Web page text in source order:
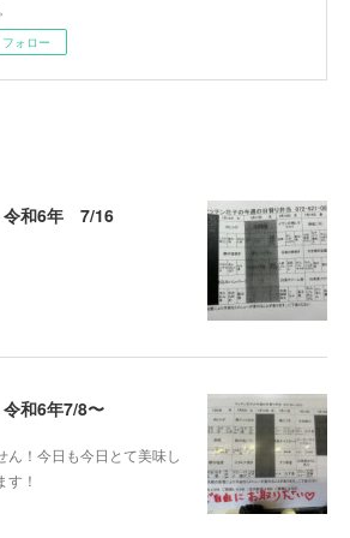
フォロー
令和6年 7/16
和6年7/8〜
ん！今日も今日とて美味し
！